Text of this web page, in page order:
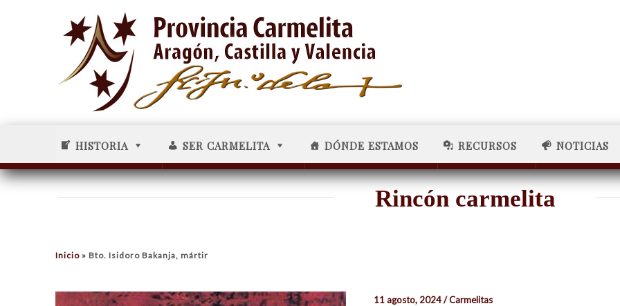
HISTORIA SER CARMELITA DÓNDE ESTAMOS RECURSOS NOTICIAS
Rincón carmelita
Inicio» Bto. Isidoro Bakanja, mártir
11 agosto, 2024 / Carmelitas